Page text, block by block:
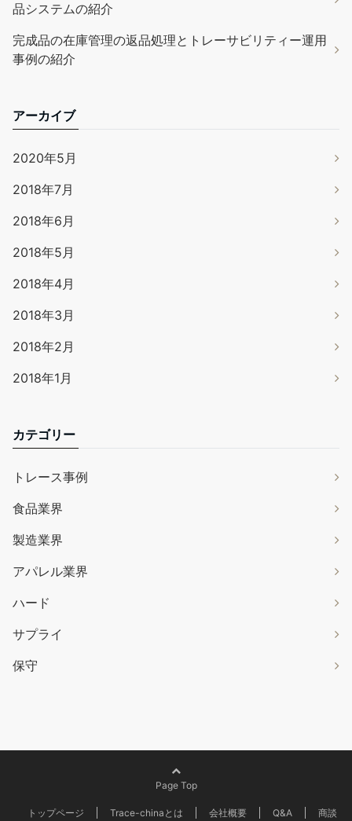
品システムの紹介
完成品の在庫管理の返品処理とトレーサビリティー運用
事例の紹介
アーカイブ
2020年5月
2018年7月
2018年6月
2018年5月
2018年4月
2018年3月
2018年2月
2018年1月
カテゴリー
トレース事例
食品業界
製造業界
アパレル業界
ハード
サプライ
保守
Page Top
トップページ Trace-chinaとは 会社概要 Q&A 商談